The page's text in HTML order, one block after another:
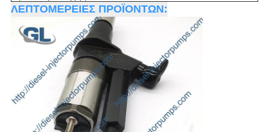
ΛΕΠΤΟΜΕΡΕΙΕΣ ΠΡΟΪΟΝΤΩΝ: